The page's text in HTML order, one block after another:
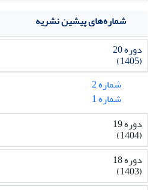
شماره‌های پیشین نشریه
دوره 20
(1405)
شماره 2
شماره 1
دوره 19
(1404)
دوره 18
(1403)